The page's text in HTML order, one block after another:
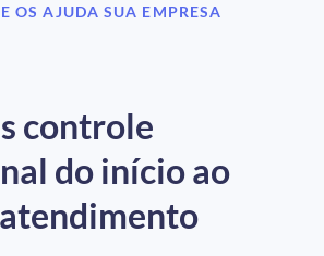
OS AJUDA SUA EMPRESA
controle
do início ao